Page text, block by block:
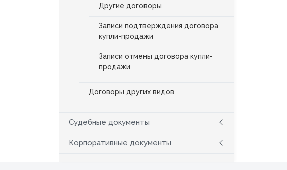
Другие договоры
Записи подтверждения договора
купли-продажи
Записи отмены договора купли-
продажи
Договоры других видов
Судебные документы
Корпоративные документы